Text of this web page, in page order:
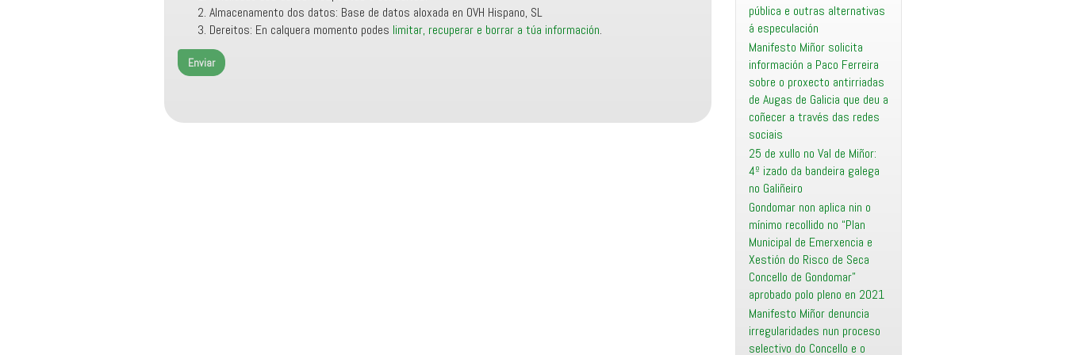
Almacenamento dos datos: Base de datos aloxada en OVH Hispano, SL
Dereitos: En calquera momento podes limitar, recuperar e borrar a túa información.
pública e outras alternativas
á especulación
Manifesto Miñor solicita
información a Paco Ferreira
sobre o proxecto antirriadas
de Augas de Galicia que deu a
coñecer a través das redes
sociais
25 de xullo no Val de Miñor:
4º izado da bandeira galega
no Galiñeiro
Gondomar non aplica nin o
mínimo recollido no “Plan
Municipal de Emerxencia e
Xestión do Risco de Seca
Concello de Gondomar”
aprobado polo pleno en 2021
Manifesto Miñor denuncia
irregularidades nun proceso
selectivo do Concello e o